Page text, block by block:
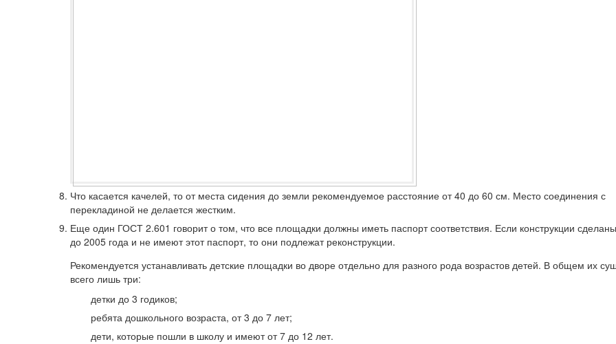
Что касается качелей, то от места сидения до земли рекомендуемое расстояние от 40 до 60 см. Место соединения с
перекладиной не делается жестким.
Еще один ГОСТ 2.601 говорит о том, что все площадки должны иметь паспорт соответствия. Если конструкции
до 2005 года и не имеют этот паспорт, то они подлежат реконструкции.
Рекомендуется устанавливать детские площадки во дворе отдельно для разного рода возрастов детей. В общем их
всего лишь три:
детки до 3 годиков;
ребята дошкольного возраста, от 3 до 7 лет;
дети, которые пошли в школу и имеют от 7 до 12 лет.